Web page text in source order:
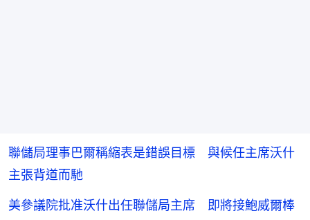
聯儲局理事巴爾稱縮表是錯誤目標 與候任主席沃什
主張背道而馳
美參議院批准沃什出任聯儲局主席 即將接鮑威爾棒